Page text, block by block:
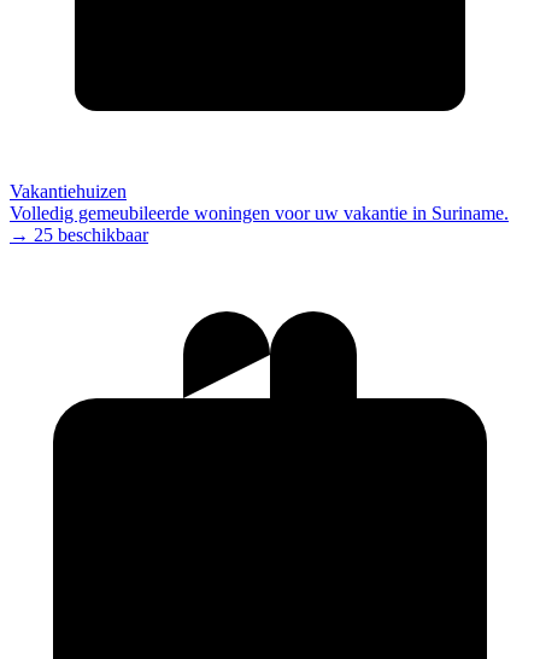
Vakantiehuizen
Volledig gemeubileerde woningen voor uw vakantie in Suriname.
→ 25 beschikbaar